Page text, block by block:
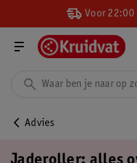
Voor 22:00
Advies